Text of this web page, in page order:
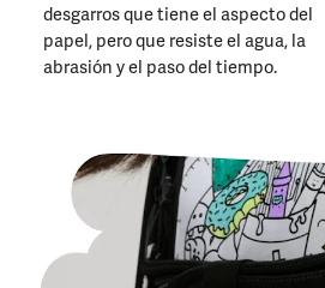
desgarros que tiene el aspecto del
papel, pero que resiste el agua, la
abrasión y el paso del tiempo.